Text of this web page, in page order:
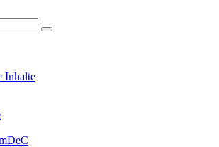
Inhalte